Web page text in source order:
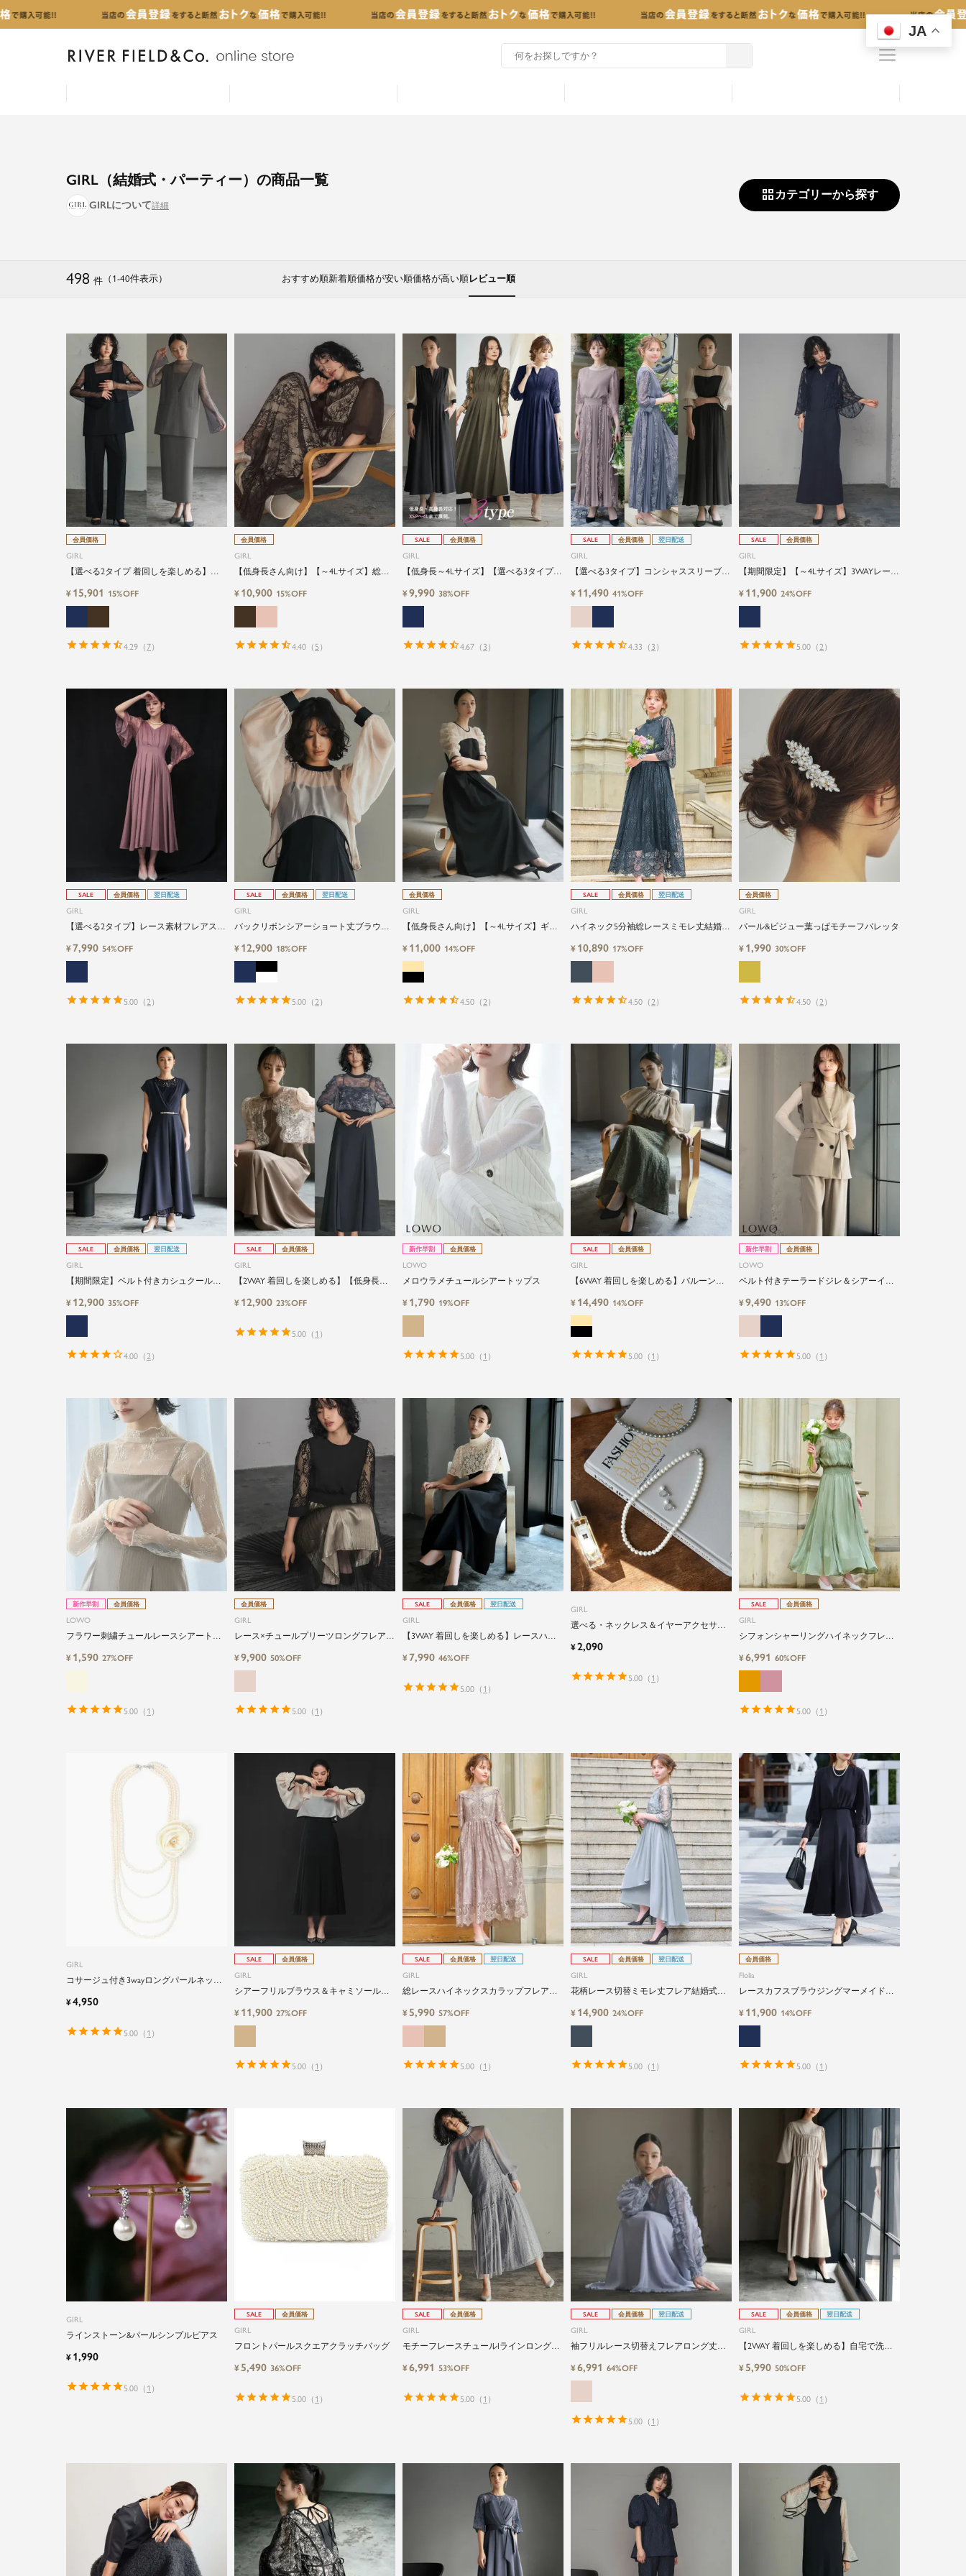
JA
menu
GIRL（結婚式・パーティー）の商品一覧
GIRLについて
特別な日だけではもったいない...もっと気
軽に自由にドレスを楽しみたい
ドレスは女性にとって永遠のファッションアイテム。
クローゼットに一着は用意しておきたいものの一つ。
ドレスが持つ女性を美しく見せる力は、ファッション
アイテムの中でも特別なものです。
特別な日だけではもったいない もっと気軽にもっと自
由にドレスを楽しみたい...
そんな気持ちを叶えたい。それが、ドレスブランドガ
ールです。
カテゴリーから探す
498 件 （1-40件表示） おすすめ順新着順価格が安い順価格が高い順レビュー順
会員価格
GIRL
【選べる2タイプ 着回しを楽しめる】
ヤード風ドッキングトップス&タイトスカ
ートorワイドパンツセットアップロング
ィードレス
¥ 15,901 15%OFF
4.29 （7）
会員価格
GIRL
【低身長さん向け】【～4Lサイズ】総レ
丈結婚式ワンピースパーティードレス
¥ 10,900 15%OFF
4.40 （ 5 ）
SALE 会員価格
GIRL
【低身長～4Lサイズ】【選べる3タイプ】
婚式ワンピースドレス
¥9,990 38%OFF
4.67 （ 3 ）
SALE 会員価格 翌日配送
GIRL
【選べる3タイプ】コンシャススリーブ＆
¥ 11,490 41%OFF
4.33 （ 3 ）
SALE 会員価格
GIRL
【期間限定】【～4Lサイズ】3WAYレース
ブロング丈結婚式ワンピースパーティー
ドレス
¥ 11,900 24%OFF
5.00 （ 2 ）
SALE 会員価格 翌日配送
GIRL
【選べる2タイプ】レース素材フレアスリ
¥7,990 54%OFF
5.00 （ 2 ）
SALE 会員価格 翌日配送
GIRL
バックリボンシアーショート丈ブラウス&
ーメイドロング丈結婚式ワンピースドレ
ス
¥ 12,900 18%OFF
5.00 （ 2 ）
会員価格
GIRL
【低身長さん向け】【～4Lサイズ】ギャ
ピースドレス
¥ 11,000 14%OFF
4.50 （ 2 ）
SALE 会員価格 翌日配送
GIRL
ハイネック5分袖総レースミモレ丈結婚式
¥ 10,890 17%OFF
4.50 （ 2 ）
会員価格
GIRL
パール&ビジュー葉っぱモチーフバレッタ
¥ 1,990 30%OFF
4.50 （ 2 ）
SALE 会員価格 翌日配送
GIRL
【期間限定】ベルト付きカシュクール風
ス
¥ 12,900 35%OFF
4.00 （ 2）
SALE 会員価格
GIRL
【2WAY 着回しを楽しめる】【低身長さ
マーメイドキャミワンピースセットロン
¥ 12,900 23%OFF
5.00 （ 1 ）
新作早割 会員価格
LOWO
メロウラメチュールシアートップス
¥ 1,790 19%OFF
5.00 （ 1 ）
SALE 会員価格
GIRL
【6WAY 着回しを楽しめる】バルーンオ
グ丈結婚式ワンピースパーティードレス
¥ 14,490 14%OFF
5.00 （ 1 ）
新作早割 会員価格
LOWO
ベルト付きテーラードジレ＆シアーイン
ツ3点セットスーツ
¥9,490 13%OFF
5.00 （ 1 ）
新作早割 会員価格
LOWO
フラワー刺繍チュールレースシアートッ
¥ 1,590 27%OFF
5.00 （ 1 ）
会員価格
GIRL
レース×チュールプリーツロングフレア結
¥9,900 50%OFF
5.00 （ 1 ）
SALE 会員価格 翌日配送
GIRL
【3WAY 着回しを楽しめる】レースハイ
ルワンピースのレイヤードマーメイドロ
¥7,990 46%OFF
5.00 （ 1 ）
GIRL
選べる・ネックレス＆イヤーアクセサリ
¥2,090
5.00 （ 1 ）
SALE 会員価格
GIRL
シフォンシャーリングハイネックフレア
¥6,991 60%OFF
5.00 （ 1 ）
GIRL
コサージュ付き3wayロングパールネック
¥4,950
5.00 （ 1 ）
SALE 会員価格
GIRL
シアーフリルブラウス＆キャミソールワ
丈結婚式ワンピース
¥ 11,900 27%OFF
5.00 （ 1 ）
SALE 会員価格 翌日配送
GIRL
総レースハイネックスカラップフレアロ
¥5,990 57%OFF
5.00 （ 1 ）
SALE 会員価格 翌日配送
GIRL
花柄レース切替ミモレ丈フレア結婚式パ
¥ 14,900 24%OFF
5.00 （ 1 ）
会員価格
Flolia
レースカフスブラウジングマーメイドワ
¥ 11,900 14%OFF
5.00 （ 1 ）
GIRL
ラインストーン&パールシンプルピアス
¥ 1,990
5.00 （ 1 ）
SALE 会員価格
GIRL
フロントパールスクエアクラッチバッグ
¥5,490 36%OFF
5.00 （ 1 ）
SALE 会員価格
GIRL
モチーフレースチュールIラインロング丈
¥6,991 53%OFF
5.00 （ 1 ）
SALE 会員価格 翌日配送
GIRL
袖フリルレース切替えフレアロング丈結
¥6,991 64%OFF
5.00 （ 1 ）
SALE 会員価格 翌日配送
GIRL
【2WAY 着回しを楽しめる】自宅で洗え
ンピースドレス
¥5,990 50%OFF
5.00 （ 1 ）